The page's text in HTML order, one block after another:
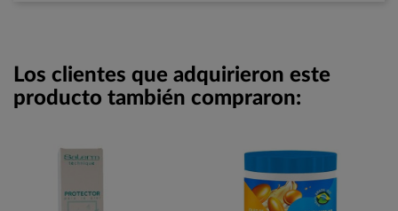
Los clientes que adquirieron este
producto también compraron: